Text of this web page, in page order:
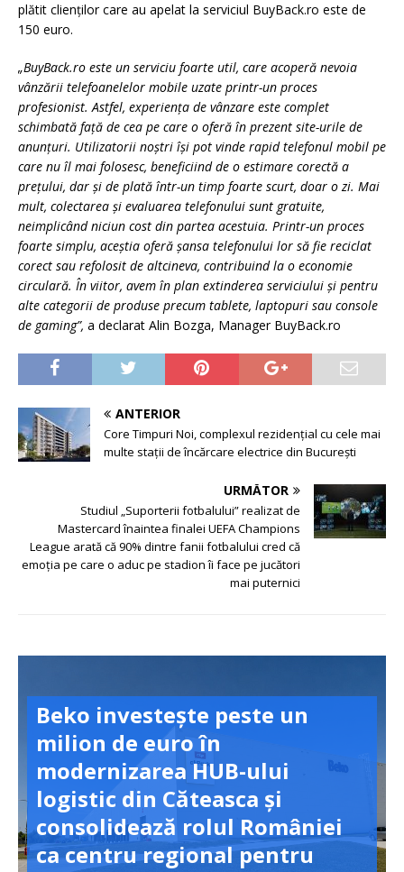
plătit clienților care au apelat la serviciul BuyBack.ro este de
150 euro.
„BuyBack.ro este un serviciu foarte util, care acoperă nevoia
vânzării telefoanelelor mobile uzate printr-un proces
profesionist. Astfel, experiența de vânzare este complet
schimbată față de cea pe care o oferă în prezent site-urile de
anunțuri. Utilizatorii noștri își pot vinde rapid telefonul mobil pe
care nu îl mai folosesc, beneficiind de o estimare corectă a
prețului, dar și de plată într-un timp foarte scurt, doar o zi. Mai
mult, colectarea și evaluarea telefonului sunt gratuite,
neimplicând niciun cost din partea acestuia. Printr-un proces
foarte simplu, aceștia oferă șansa telefonului lor să fie reciclat
corect sau refolosit de altcineva, contribuind la o economie
circulară. În viitor, avem în plan extinderea serviciului și pentru
alte categorii de produse precum tablete, laptopuri sau console
de gaming”, a declarat Alin Bozga, Manager BuyBack.ro
ANTERIOR
Core Timpuri Noi, complexul rezidențial cu cele mai
multe stații de încărcare electrice din București
URMĂTOR
Studiul „Suporterii fotbalului” realizat de
Mastercard înaintea finalei UEFA Champions
League arată că 90% dintre fanii fotbalului cred că
emoția pe care o aduc pe stadion îi face pe jucători
mai puternici
Beko investește peste un
milion de euro în
modernizarea HUB-ului
logistic din Căteasca și
consolidează rolul României
ca centru regional pentru